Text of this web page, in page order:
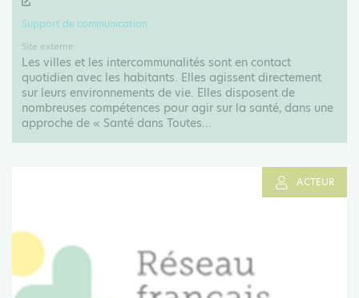
Support de communication
Site externe
Les villes et les intercommunalités sont en contact
quotidien avec les habitants. Elles agissent directement
sur leurs environnements de vie. Elles disposent de
nombreuses compétences pour agir sur la santé, dans une
approche de « Santé dans Toutes...
ACTEUR